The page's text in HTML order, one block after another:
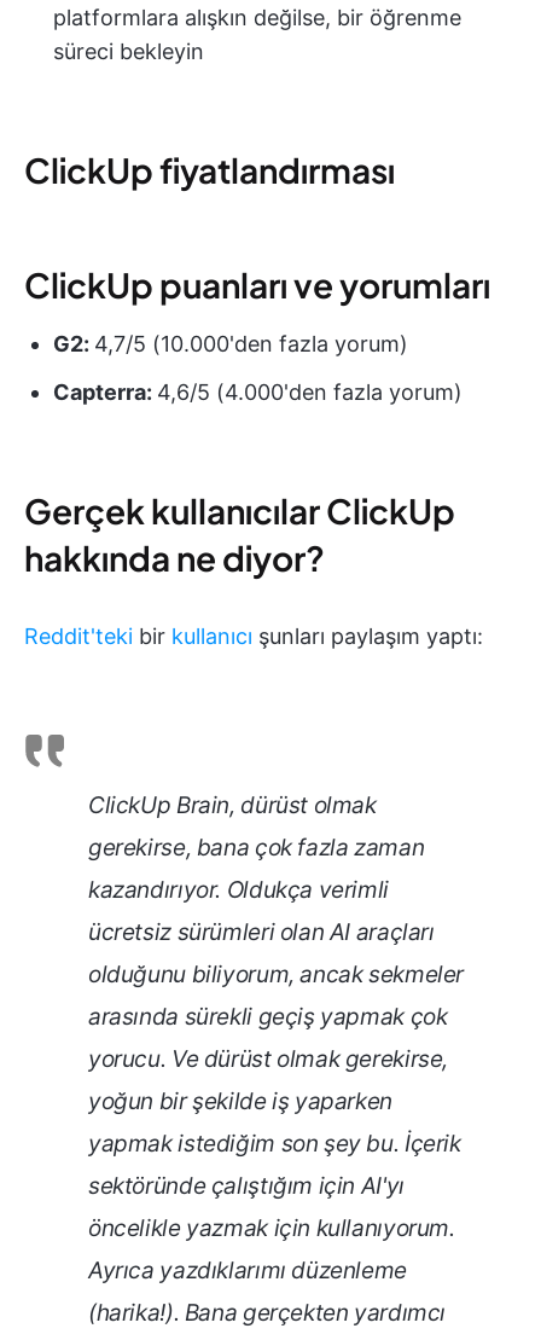
platformlara alışkın değilse, bir öğrenme
süreci bekleyin
ClickUp fiyatlandırması
ClickUp puanları ve yorumları
G2: 4,7/5 (10.000'den fazla yorum)
Capterra: 4,6/5 (4.000'den fazla yorum)
Gerçek kullanıcılar ClickUp
hakkında ne diyor?
Reddit'teki bir kullanıcı şunları paylaşım yaptı:
ClickUp Brain, dürüst olmak
gerekirse, bana çok fazla zaman
kazandırıyor. Oldukça verimli
ücretsiz sürümleri olan AI araçları
olduğunu biliyorum, ancak sekmeler
arasında sürekli geçiş yapmak çok
yorucu. Ve dürüst olmak gerekirse,
yoğun bir şekilde iş yaparken
yapmak istediğim son şey bu. İçerik
sektöründe çalıştığım için AI'yı
öncelikle yazmak için kullanıyorum.
Ayrıca yazdıklarımı düzenleme
(harika!). Bana gerçekten yardımcı